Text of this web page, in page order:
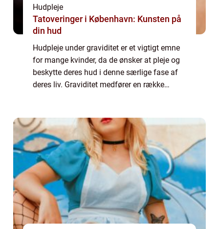
Hudpleje
Tatoveringer i København: Kunsten på
din hud
Hudpleje under graviditet er et vigtigt emne
for mange kvinder, da de ønsker at pleje og
beskytte deres hud i denne særlige fase af
deres liv. Graviditet medfører en række